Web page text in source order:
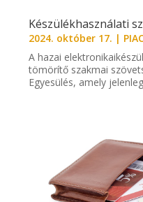
Készülékhasználati
2024. október 17. |
A hazai
tömörítő szakmai
Egyesülés, amely